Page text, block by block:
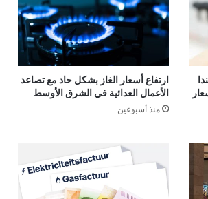
ارتفاع أسعار الغاز بشكل حاد مع تصاعد
الأعمال العدائية في الشرق الأوسط
منذ أسبوعين